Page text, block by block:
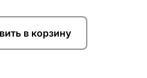
в корзину